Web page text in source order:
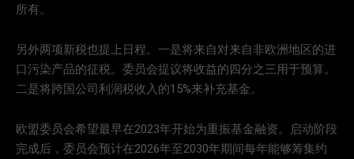
所有。
另外两项新税也提上日程。一是将来自对来自非欧洲地区的进
口污染产品的征税。委员会提议将收益的四分之三用于预算。
二是将跨国公司利润税收入的15%来补充基金。
欧盟委员会希望最早在2023年开始为重振基金融资。启动阶段
完成后，委员会预计在2026年至2030年期间每年能够筹集约